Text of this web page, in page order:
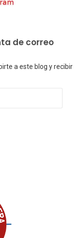
de correo
a este blog y recibir